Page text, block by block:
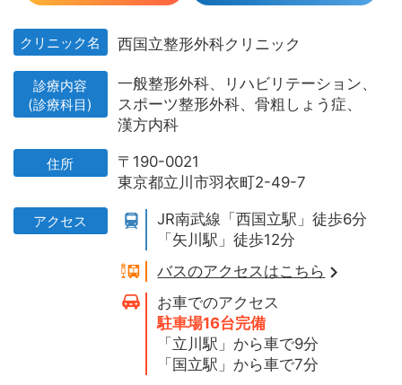
クリニック名 西国立整形外科クリニック
診療内容
(診療科目)
一般整形外科、
リハビリテーション、
スポーツ整形外科、 骨粗しょう症、
漢方内科
住所
〒190-0021
東京都立川市羽衣町2-49-7
アクセス
JR南武線「西国立駅」徒歩6分
「矢川駅」徒歩12分
バスのアクセスはこちら
お車でのアクセス
駐車場16台完備
「立川駅」から車で9分
「国立駅」から車で7分